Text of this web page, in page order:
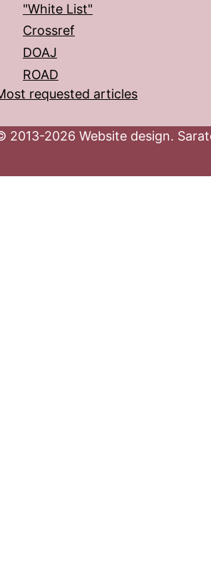
"White List"
Crossref
DOAJ
ROAD
requested articles
2013-2026 Website design.